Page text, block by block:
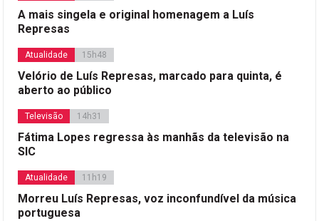
A mais singela e original homenagem a Luís
Represas
Atualidade 15h48
Velório de Luís Represas, marcado para quinta, é
aberto ao público
Televisão 14h31
Fátima Lopes regressa às manhãs da televisão na
SIC
Atualidade 11h19
Morreu Luís Represas, voz inconfundível da música
portuguesa